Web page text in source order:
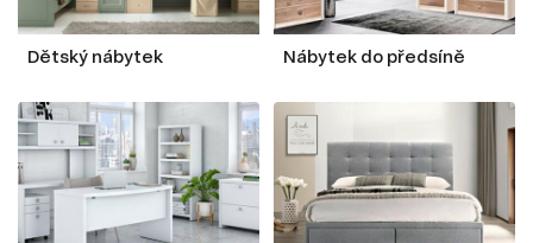
Dětský nábytek Nábytek do předsíně